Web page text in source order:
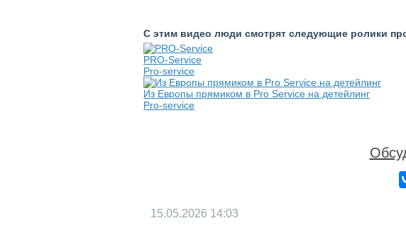
С этим видео люди смотрят следующие ролики
PRO-Service
Pro-service
Из Европы прямиком в Pro Service на детейлинг
Pro-service
15.05.2026 14:03